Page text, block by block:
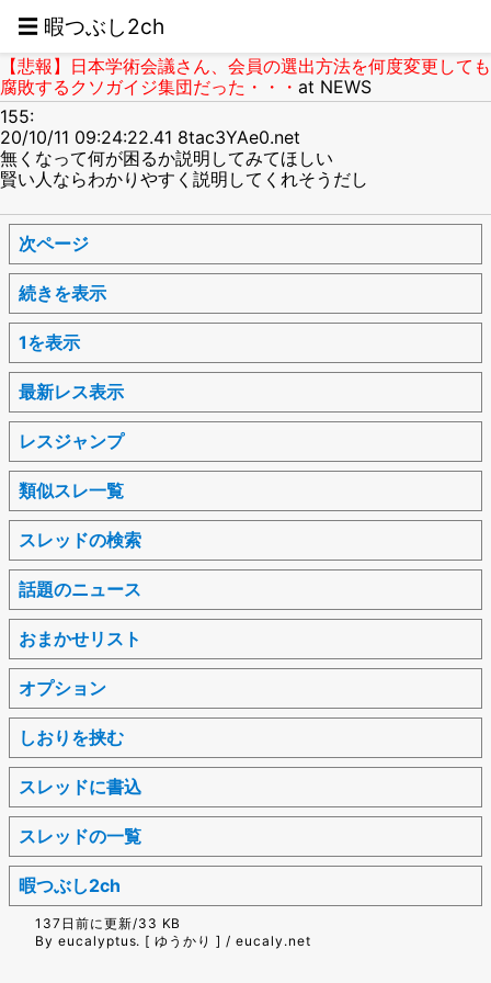
☰ 暇つぶし2ch
【悲報】日本学術会議さん、会員の選出方法を何度変更しても
腐敗するクソガイジ集団だった・・・ at NEWS
155:
20/10/11 09:24:22.41 8tac3YAe0.net
無くなって何が困るか説明してみてほしい
賢い人ならわかりやすく説明してくれそうだし
次ページ
続きを表示
1を表示
最新レス表示
レスジャンプ
類似スレ一覧
スレッドの検索
話題のニュース
おまかせリスト
オプション
しおりを挟む
スレッドに書込
スレッドの一覧
暇つぶし2ch
137日前に更新/33 KB
By eucalyptus. [ ゆうかり ] / eucaly.net